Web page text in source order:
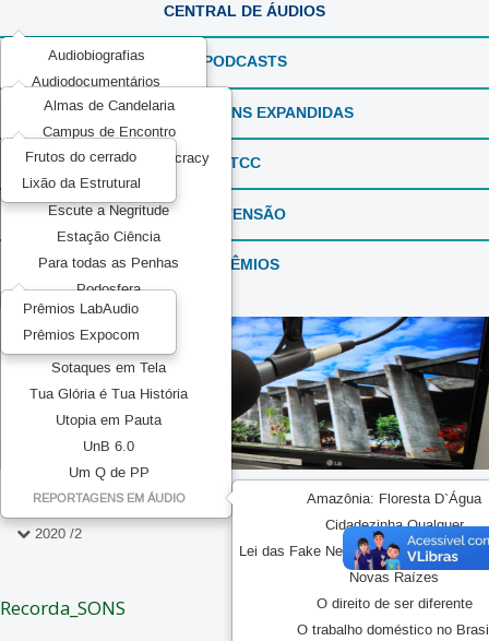
CENTRAL DE ÁUDIOS
Audiobiografias
Audiodocumentários
ExperimentaSONS
Ficção em Áudio
Produções Experimentais
Recorda_SONS
Reportagens Especiais
Série ou Programa Especial
Sintonia Literária
TeMATIZaSONS
PODCASTS
Almas de Candelaria
Campus de Encontro
Communication and Democracy
Elas por Elas
Escute a Negritude
Estação Ciência
Para todas as Penhas
Podosfera
Pretos no topo
Mídia Pública
Sotaques em Tela
Tua Glória é Tua História
Utopia em Pauta
UnB 6.0
Um Q de PP
REPORTAGENS EM ÁUDIO
Amazônia: Floresta D`Água
Cidadezinha Qualquer
Lei das Fake News: entenda o
Novas Raízes
O direito de ser diferente
O trabalho doméstico no
REPORTAGENS EXPANDIDAS
Frutos do cerrado
Lixão da Estrutural
TCC
EXTENSÃO
PRÊMIOS
Prêmios LabAudio
Prêmios Expocom
2020 /2
A Pracinha da 118
Recorda_SONS